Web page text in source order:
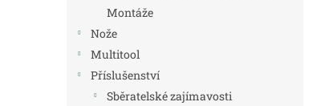
Montáže
Nože
Multitool
Příslušenství
Sběratelské zajímavosti